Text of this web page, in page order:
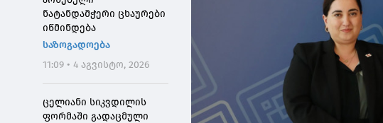
ნატანდამჭერი ცხაურები
იწმინდება
საზოგადოება
11:09 • 4 აგვისტო, 2026
ცელიანი სიკვდილის
ფორმაში გადაცმული